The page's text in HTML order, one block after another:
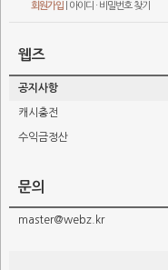
회원가입 아이디 · 비밀번호 찾기
웹즈
공지사항
캐시충전
수익금정산
문의
master@webz.kr